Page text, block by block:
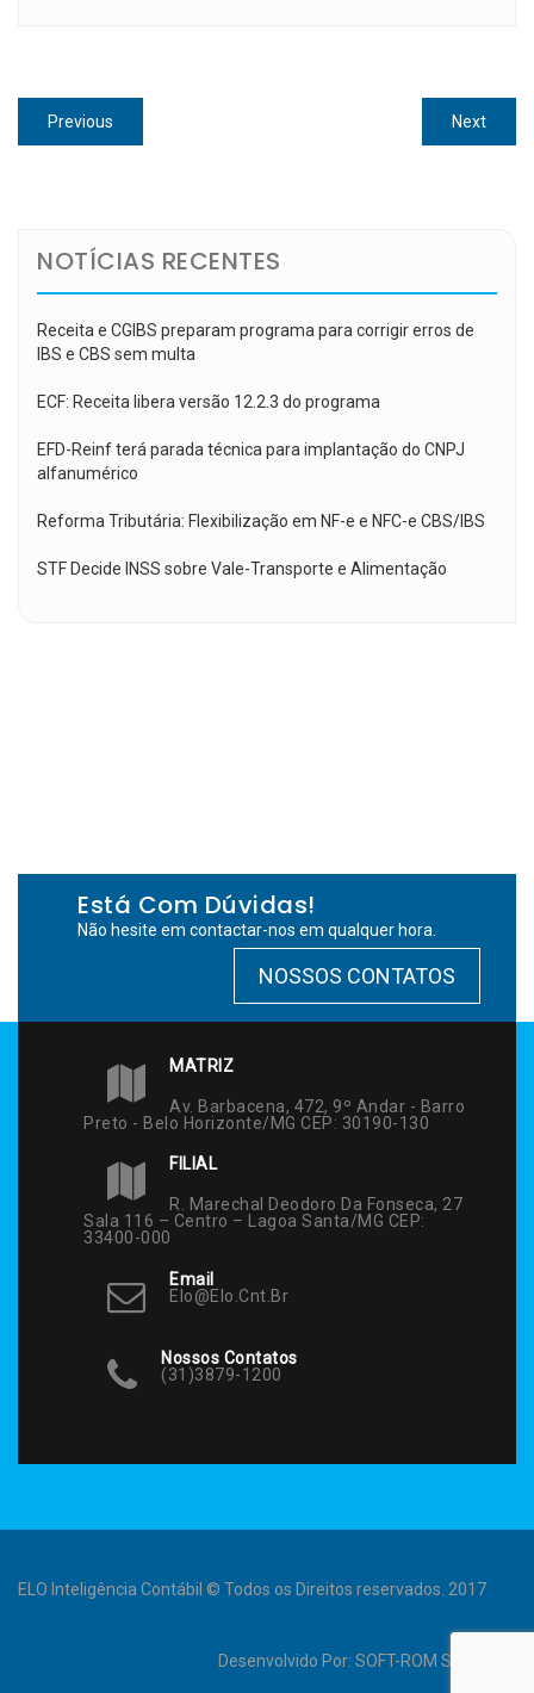
Navegação
de
Previous
post:
NextNext
post:
NOTÍCIAS RECENTES
Receita e CGIBS preparam programa para corrigir erros de
IBS e CBS sem multa
ECF: Receita libera versão 12.2.3 do programa
EFD-Reinf terá parada técnica para implantação do CNPJ
alfanumérico
Reforma Tributária: Flexibilização em NF-e e NFC-e CBS/IBS
STF Decide INSS sobre Vale-Transporte e Alimentação
Está Com Dúvidas!
Não hesite em contactar-nos em qualquer hora.
NOSSOS CONTATOS
MATRIZ
Av. Barbacena, 472, 9º Andar - Barro
Preto - Belo Horizonte/MG CEP: 30190-130
FILIAL
R. Marechal Deodoro Da Fonseca, 27
Sala 116 – Centro – Lagoa Santa/MG CEP:
33400-000
Email
Elo@elo.cnt.br
Nossos Contatos
(31)3879-1200
ELO Inteligência Contábil © Todos os Direitos reservados. 2017
Desenvolvido Por: SOFT-ROM Sistemas